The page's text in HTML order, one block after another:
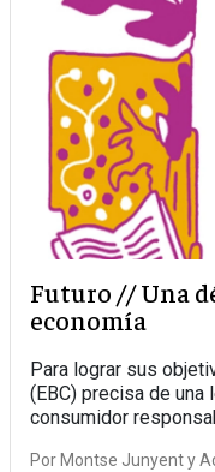
Futuro // Una
economía
Para lograr sus
(EBC) precisa de
consumidor
Por Montse Junyent